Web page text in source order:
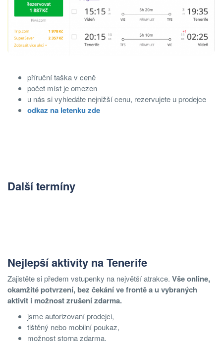
příruční taška v ceně
počet míst je omezen
u nás si vyhledáte nejnižší cenu, rezervujete u prodejce
odkaz na letenku zde
Další termíny
Nejlepší aktivity na Tenerife
Zajistěte si předem vstupenky na největší atrakce. Vše online,
okamžité potvrzení, bez čekání ve frontě a u vybraných
aktivit i možnost zrušení zdarma.
jsme autorizovaní prodejci,
tištěný nebo mobilní poukaz,
možnost storna zdarma.